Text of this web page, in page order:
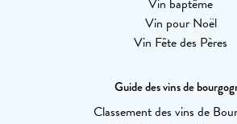
Vin baptême
Vin pour Noël
Vin Fête des Pères
Guide des vins de
Classement des vins de